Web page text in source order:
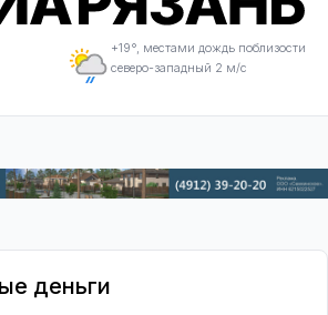
+19°, местами дождь поблизости
северо-западный 2 м/с
деньги